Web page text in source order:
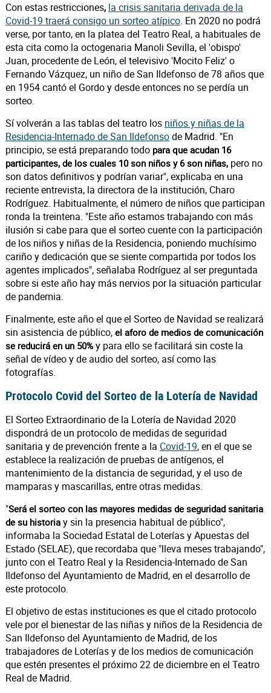
Con estas restricciones, la crisis sanitaria derivada de la
Covid-19 traerá consigo un sorteo atípico. En 2020 no podrá
verse, por tanto, en la platea del Teatro Real, a habituales de
esta cita como la octogenaria Manoli Sevilla, el 'obispo'
Juan, procedente de León, el televisivo 'Mocito Feliz' o
Fernando Vázquez, un niño de San Ildefonso de 78 años que
en 1954 cantó el Gordo y desde entonces no se perdía un
sorteo.
Sí volverán a las tablas del teatro los niños y niñas de la
Residencia-Internado de San Ildefonsode Madrid. "En
principio, se está preparando todo para que acudan 16
participantes, de los cuales 10 son niños y 6 son niñas,pero no
son datos definitivos y podrían variar", explicaba en una
reciente entrevista, la directora de la institución, Charo
Rodríguez. Habitualmente, el número de niños que participan
ronda la treintena. "Este año estamos trabajando con más
ilusión si cabe para que el sorteo cuente con la participación
de los niños y niñas de la Residencia, poniendo muchísimo
cariño y dedicación que se siente compartida por todos los
agentes implicados", señalaba Rodríguez al ser preguntada
sobre si este año hay más nervios por la situación particular
de pandemia.
Finalmente, este año el que el Sorteo de Navidad se realizará
sin asistencia de público, el aforo de medios de comunicación
se reducirá en un 50%y para ello se facilitará sin coste la
señal de vídeo y de audio del sorteo, así como las
fotografías.
Protocolo Covid del Sorteo de la Lotería de Navidad
El Sorteo Extraordinario de la Lotería de Navidad 2020
dispondrá de un protocolo de medidas de seguridad
sanitaria y de prevención frente a la Covid-19, en el que se
establece la realización de pruebas de antígenos, el
mantenimiento de la distancia de seguridad, y el uso de
mamparas y mascarillas, entre otras medidas.
"Será el sorteo con las mayores medidas de seguridad sanitaria
de su historiay sin la presencia habitual de público",
informaba la Sociedad Estatal de Loterías y Apuestas del
Estado (SELAE), que recordaba que "lleva meses trabajando",
junto con el Teatro Real y la Residencia-Internado de San
Ildefonso del Ayuntamiento de Madrid, en el desarrollo de
este protocolo.
El objetivo de estas instituciones es que el citado protocolo
vele por el bienestar de las niñas y niños de la Residencia de
San Ildefonso del Ayuntamiento de Madrid, de los
trabajadores de Loterías y de los medios de comunicación
que estén presentes el próximo 22 de diciembre en el Teatro
Real de Madrid.